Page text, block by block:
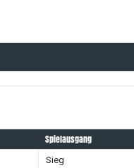
Spielausgang
Sieg